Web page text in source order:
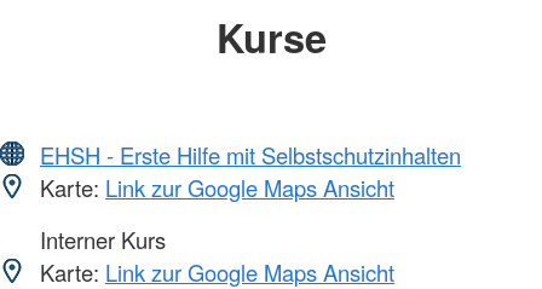
Kurse
EHSH - Erste Hilfe mit Selbstschutzinhalten
Karte: Link zur Google Maps Ansicht
Interner Kurs
Karte: Link zur Google Maps Ansicht